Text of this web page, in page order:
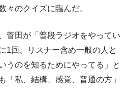
々のクイズに臨んだ。
菅田が「普段ラジオをやってい
1回、リスナー含め一般の人と
うのを知るためにやってる」と
「私、結構、感覚、普通の方」